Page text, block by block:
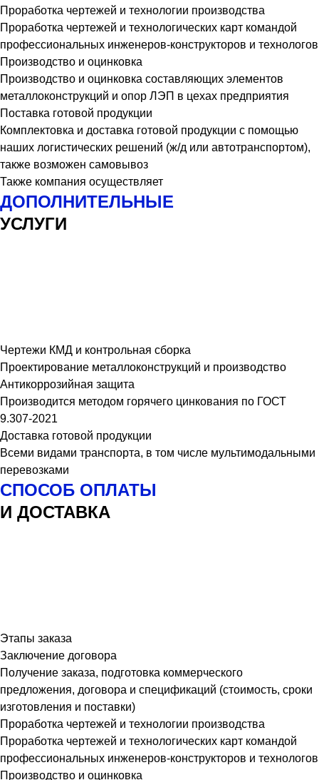
Проработка чертежей и технологии производства
Проработка чертежей и технологических карт командой
профессиональных инженеров-конструкторов и технологов
Производство и оцинковка
Производство и оцинковка составляющих элементов
металлоконструкций и опор ЛЭП в цехах предприятия
Поставка готовой продукции
Комплектовка и доставка готовой продукции с помощью
наших логистических решений (ж/д или автотранспортом),
также возможен самовывоз
Также компания осуществляет
ДОПОЛНИТЕЛЬНЫЕ
УСЛУГИ
Чертежи КМД и контрольная сборка
Проектирование металлоконструкций и производство
Антикоррозийная защита
Производится методом горячего цинкования по ГОСТ
9.307-2021
Доставка готовой продукции
Всеми видами транспорта, в том числе мультимодальными
перевозками
СПОСОБ ОПЛАТЫ
И ДОСТАВКА
Этапы заказа
Заключение договора
Получение заказа, подготовка коммерческого
предложения, договора и спецификаций (стоимость, сроки
изготовления и поставки)
Проработка чертежей и технологии производства
Проработка чертежей и технологических карт командой
профессиональных инженеров-конструкторов и технологов
Производство и оцинковка